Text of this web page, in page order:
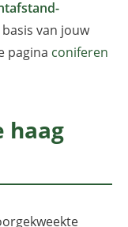
van jouw
pagina coniferen
haag